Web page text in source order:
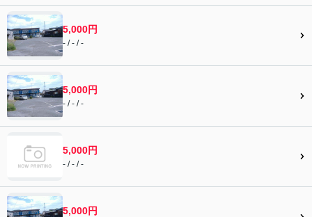
5,000円
- / - / -
5,000円
- / - / -
5,000円
- / - / -
5,000円